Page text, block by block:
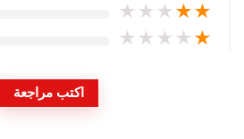
★
★
★
★
★
★
★
★
★
★
اكتب مراجعة